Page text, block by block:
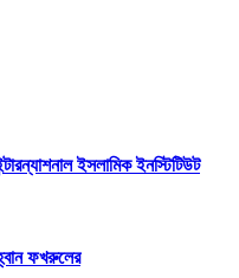
ইসলামিক ইনস্টিটিউট
ফখরুলের